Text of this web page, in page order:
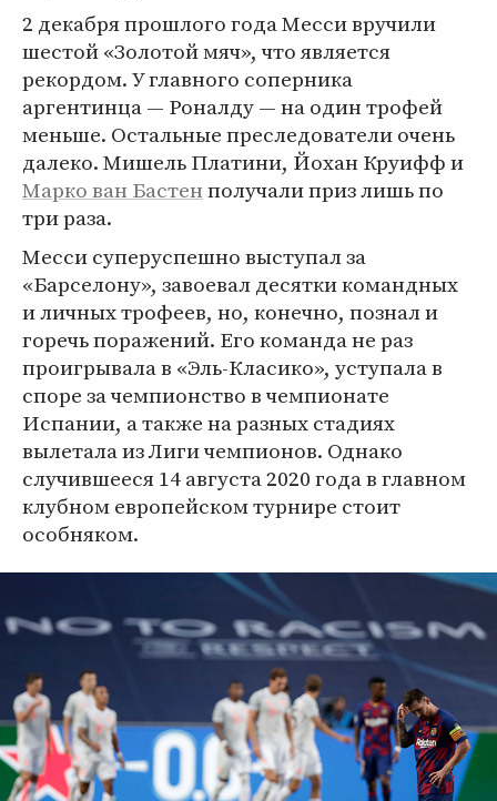
2 декабря прошлого года Месси вручили
шестой «Золотой мяч», что является
рекордом. У главного соперника
аргентинца — Роналду — на один трофей
меньше. Остальные преследователи очень
далеко. Мишель Платини, Йохан Круифф и
Марко ван Бастенполучали приз лишь по
три раза.
Месси суперуспешно выступал за
«Барселону», завоевал десятки командных
и личных трофеев, но, конечно, познал и
горечь поражений. Его команда не раз
проигрывала в «Эль-Класико», уступала в
споре за чемпионство в чемпионате
Испании, а также на разных стадиях
вылетала из Лиги чемпионов. Однако
случившееся 14 августа 2020 года в главном
клубном европейском турнире стоит
особняком.